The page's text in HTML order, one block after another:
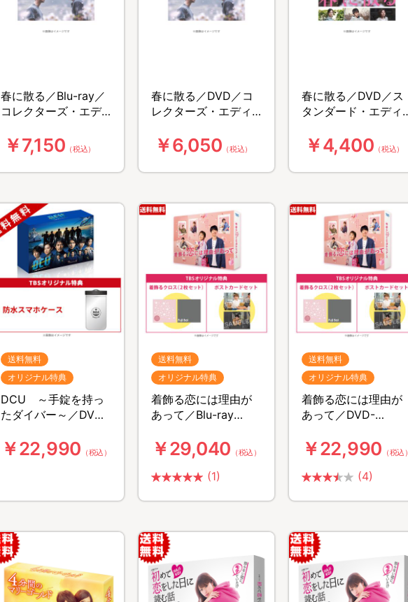
春に散る／Blu-ray／
コレクターズ・エデ
￥7,150 （税込）
春に散る／DVD／コ
レクターズ・エディ
￥6,050 （税込）
春に散る／DVD／ス
タンダード・エディ
￥4,400 （税込）
送料無料
オリジナル特典
DCU ～手錠を持っ
たダイバー～／DVD-
特典付き・送料無
料・6枚組）
￥22,990 （税込）
送料無料
オリジナル特典
着飾る恋には理由が
あって／Blu-ray
特典付き・5枚組・送
料無料）
￥29,040 （税込）
(1)
送料無料
オリジナル特典
着飾る恋には理由が
あって／DVD-
特典付き・6枚組・送
料無料）
￥22,990 （税込）
(4)